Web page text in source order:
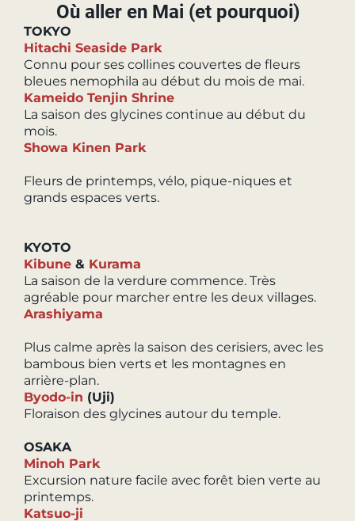
Où aller en Mai (et pourquoi)
TOKYO
Hitachi Seaside Park
Connu pour ses collines couvertes de fleurs
bleues nemophila au début du mois de mai.
Kameido Tenjin Shrine
La saison des glycines continue au début du
mois.
Showa Kinen Park
Fleurs de printemps, vélo, pique-niques et
grands espaces verts.
KYOTO
Kibune & Kurama
La saison de la verdure commence. Très
agréable pour marcher entre les deux villages.
Arashiyama
Plus calme après la saison des cerisiers, avec les
bambous bien verts et les montagnes en
arrière-plan.
Byodo-in (Uji)
Floraison des glycines autour du temple.
OSAKA
Minoh Park
Excursion nature facile avec forêt bien verte au
printemps.
Katsuo-ji